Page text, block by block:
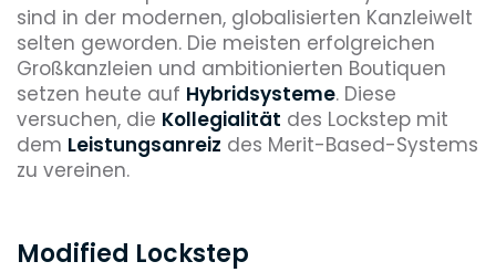
sind in der modernen, globalisierten Kanzleiwelt
selten geworden. Die meisten erfolgreichen
Großkanzleien und ambitionierten Boutiquen
setzen heute auf Hybridsysteme. Diese
versuchen, die Kollegialität des Lockstep mit
dem Leistungsanreiz des Merit-Based-Systems
zu vereinen.
Modified Lockstep